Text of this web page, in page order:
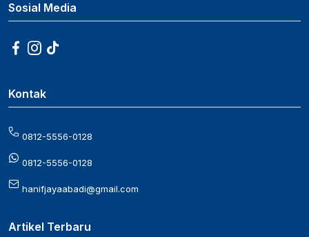
Sosial Media
Kontak
0812-5556-0128
0812-5556-0128
hanifjayaabadi@gmail.com
Artikel Terbaru